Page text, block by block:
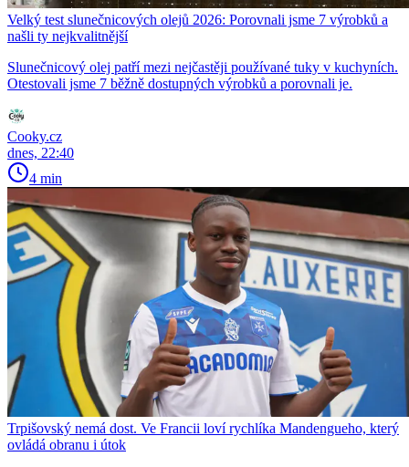
Velký test slunečnicových olejů 2026: Porovnali jsme 7 výrobků a
našli ty nejkvalitnější
Slunečnicový olej patří mezi nejčastěji používané tuky v kuchyních.
Otestovali jsme 7 běžně dostupných výrobků a porovnali je.
Cooky.cz
dnes, 22:40
4 min
Trpišovský nemá dost. Ve Francii loví rychlíka Mandengueho, který
ovládá obranu i útok